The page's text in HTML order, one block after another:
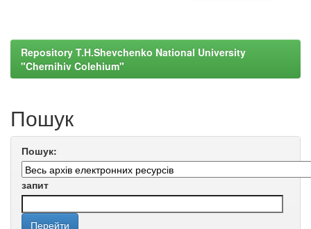
Repository T.H.Shevchenko National University
"Chernihiv Colehium"
Пошук
Пошук:
запит